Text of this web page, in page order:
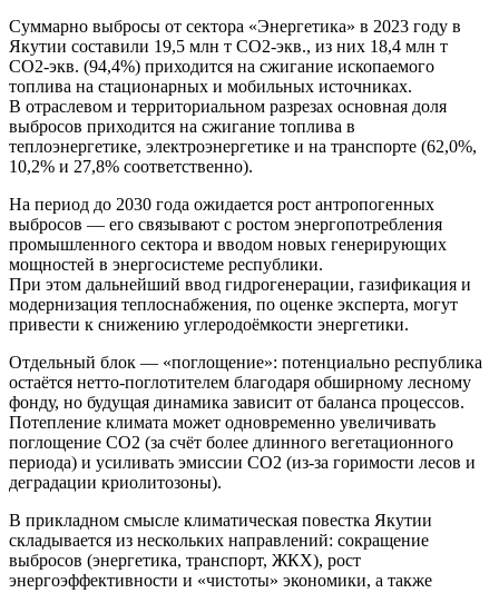
Суммарно выбросы от сектора «Энергетика» в 2023 году в
Якутии составили 19,5 млн т СО2-экв., из них 18,4 млн т
СО2-экв. (94,4%) приходится на сжигание ископаемого
топлива на стационарных и мобильных источниках.
В отраслевом и территориальном разрезах основная доля
выбросов приходится на сжигание топлива в
теплоэнергетике, электроэнергетике и на транспорте (62,0%,
10,2% и 27,8% соответственно).
На период до 2030 года ожидается рост антропогенных
выбросов — его связывают с ростом энергопотребления
промышленного сектора и вводом новых генерирующих
мощностей в энергосистеме республики.
При этом дальнейший ввод гидрогенерации, газификация и
модернизация теплоснабжения, по оценке эксперта, могут
привести к снижению углеродоёмкости энергетики.
Отдельный блок — «поглощение»: потенциально республика
остаётся нетто‑поглотителем благодаря обширному лесному
фонду, но будущая динамика зависит от баланса процессов.
Потепление климата может одновременно увеличивать
поглощение CO2 (за счёт более длинного вегетационного
периода) и усиливать эмиссии CO2 (из‑за горимости лесов и
деградации криолитозоны).
В прикладном смысле климатическая повестка Якутии
складывается из нескольких направлений: сокращение
выбросов (энергетика, транспорт, ЖКХ), рост
энергоэффективности и «чистоты» экономики, а также